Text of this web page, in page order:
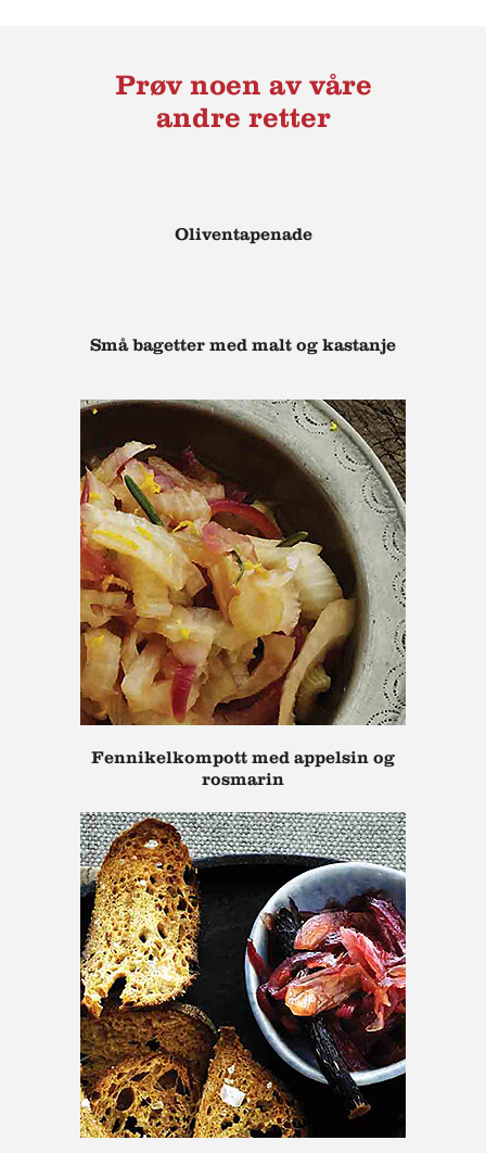
Prøv noen av våre
andre retter
Oliventapenade
Små bagetter med malt og kastanje
Fennikelkompott med appelsin og
rosmarin